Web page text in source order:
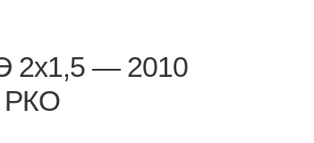
2х1,5 — 2010
РКО